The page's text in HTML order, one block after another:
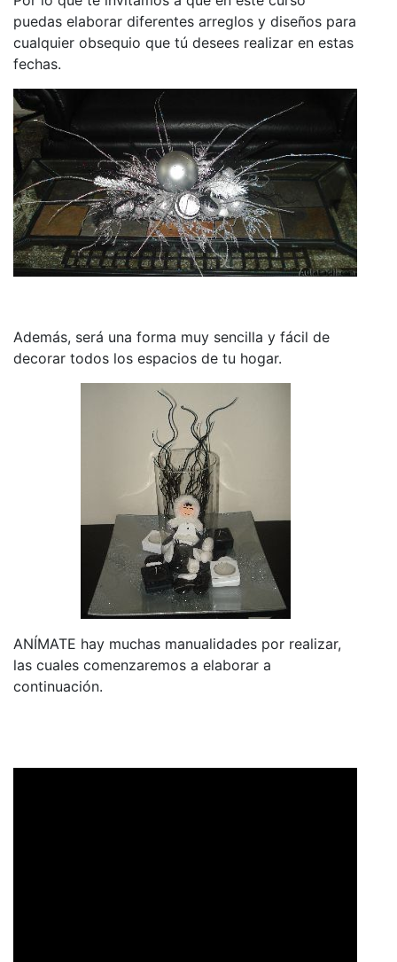
puedas elaborar diferentes arreglos y diseños para
cualquier obsequio que tú desees realizar en estas
fechas.
Además, será una forma muy sencilla y fácil de
decorar todos los espacios de tu hogar.
ANÍMATE hay muchas manualidades por realizar,
las cuales comenzaremos a elaborar a
continuación.